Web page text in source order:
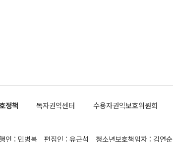
를 공식적으로 요구한 적이 없기 때문이다. 지
년 북·미 제네바 기본합의는 핵시설 동결
료는 "모든 북핵 협상은 북한의 비핵화 조치와
정책 독자권익센터 수용자권익보호위원회
인 : 민병복 편집인 : 유근석 청소년보호책임자 : 김연순